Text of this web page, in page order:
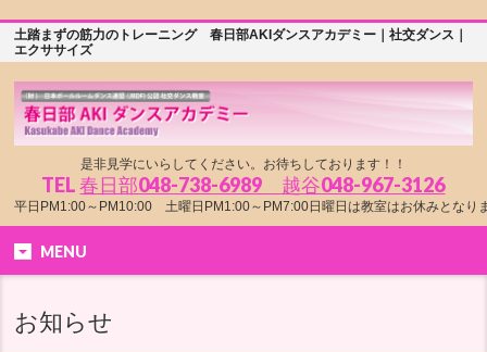
土踏まずの筋力のトレーニング 春日部AKIダンスアカデミー｜社交ダンス｜
エクササイズ
是非見学にいらしてください。お待ちしております！！
TEL春日部048-738-6989 越谷048-967-3126
平日PM1:00～PM10:00 土曜日PM1:00～PM7:00日曜日は教室はお休みとなり
MENU
お知らせ